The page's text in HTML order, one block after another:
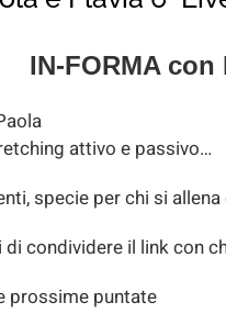
IN-FORMA con
attivo e passivo…
specie per chi si allena
condividere il link con
prossime puntate